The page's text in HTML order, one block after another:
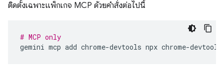
ติดตั้งเฉพาะแพ็กเกจ MCP ด้วยคำสั่งต่อไปนี้
# MCP only
gemini mcp add chrome-devtools npx